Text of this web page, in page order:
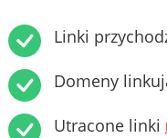
Linki
Domeny
Utracone linki